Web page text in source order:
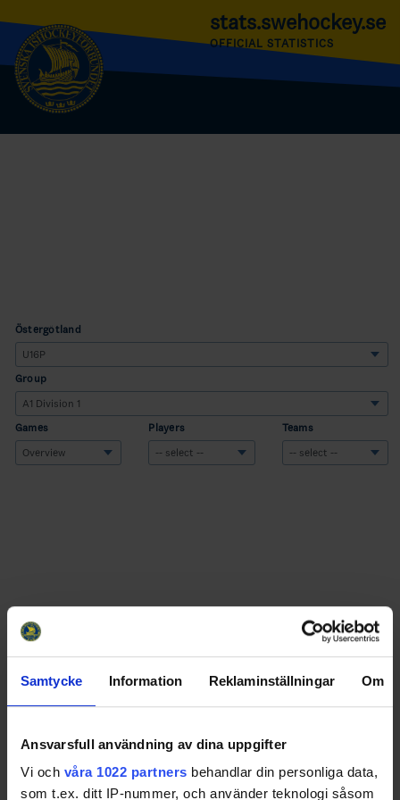
Samtycke Information Reklaminställningar Om
Ansvarsfull användning av dina uppgifter
Vi och våra 1022 partners behandlar din personliga data,
som t.ex. ditt IP-nummer, och använder teknologi såsom
stats.swehockey.se
OFFICIAL STATISTICS
Östergötland
Group
Games Players Teams
Swehockey – Svenska Ishockeyförbundets officiella app
Swehockey ger dig tillgång till nyheter, livebevakning